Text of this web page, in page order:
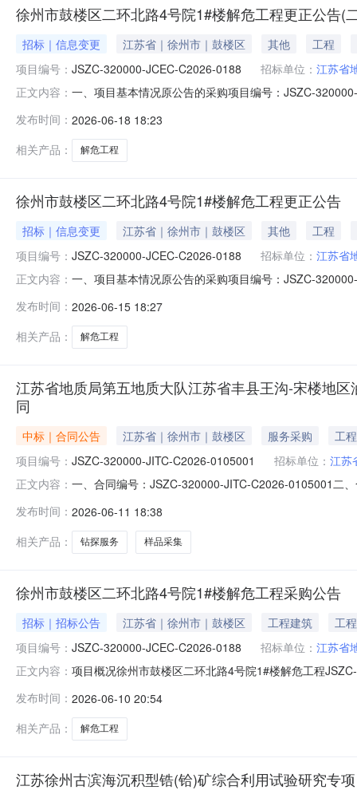
徐州市鼓楼区二环北路4号院1#楼解危工程更正公告(
招标｜信息变更 江苏省｜徐州市｜鼓楼区 其他
工程
项目编号： JSZC-320000-JCEC-C2026-0188 招标单位： 江苏省
正文内容： 一、项目基本情况原公告的采购项目编号：JSZC-
月24日14点00分（北京时间）4.2提交响应文件地点：
发布时间： 2026-06-18 18:23
相关产品：
解危工程
徐州市鼓楼区二环北路4号院1#楼解危工程更正公告
招标｜信息变更 江苏省｜徐州市｜鼓楼区 其他
工程
项目编号： JSZC-320000-JCEC-C2026-0188 招标单位： 江苏省
正文内容： 一、项目基本情况原公告的采购项目编号：JSZC-
方式联系1.采购人信息单位名称：江苏省地质局第五地
发布时间： 2026-06-15 18:27
相关产品：
解危工程
江苏省地质局第五地质大队江苏省丰县王沟-宋楼地
同
中标｜合同公告 江苏省｜徐州市｜鼓楼区 服务采购
工程
项目编号： JSZC-320000-JITC-C2026-0105001 招标单位： 江苏
正文内容： 一、合同编号：JSZC-320000-JITC-C2026-0105001二
地质局第五地质大队江苏省丰县王沟-宋楼地区油页岩（
发布时间： 2026-06-11 18:38
相关产品：
钻探服务 样品采集
徐州市鼓楼区二环北路4号院1#楼解危工程采购公告
招标｜招标公告 江苏省｜徐州市｜鼓楼区 工程建筑
工程
项目编号： JSZC-320000-JCEC-C2026-0188 招标单位： 江苏省
正文内容： 项目概况徐州市鼓楼区二环北路4号院1#楼解危工程
206.000000万元最高限价（如有）：186.83万元,超过最
发布时间： 2026-06-10 20:54
相关产品：
解危工程
江苏徐州古滨海沉积型锆(铪)矿综合利用试验研究专项